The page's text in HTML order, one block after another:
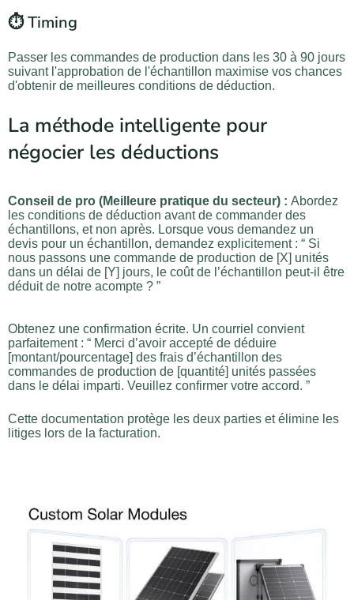
⏱️ Timing
Passer les commandes de production dans les 30 à 90 jours
suivant l'approbation de l'échantillon maximise vos chances
d'obtenir de meilleures conditions de déduction.
La méthode intelligente pour
négocier les déductions
Conseil de pro (Meilleure pratique du secteur) : Abordez
les conditions de déduction avant de commander des
échantillons, et non après. Lorsque vous demandez un
devis pour un échantillon, demandez explicitement : “ Si
nous passons une commande de production de [X] unités
dans un délai de [Y] jours, le coût de l’échantillon peut-il être
déduit de notre acompte ? ”
Obtenez une confirmation écrite. Un courriel convient
parfaitement : “ Merci d’avoir accepté de déduire
[montant/pourcentage] des frais d’échantillon des
commandes de production de [quantité] unités passées
dans le délai imparti. Veuillez confirmer votre accord. ”
Cette documentation protège les deux parties et élimine les
litiges lors de la facturation.